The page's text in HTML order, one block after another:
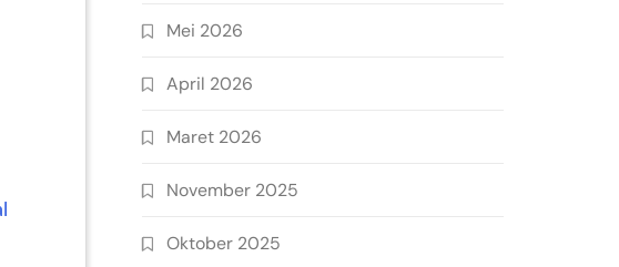
Mei 2026
April 2026
Maret 2026
November 2025
Oktober 2025